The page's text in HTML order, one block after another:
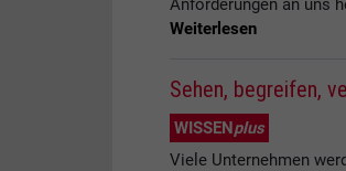
Anforderungen an uns
Weiterlesen
Sehen, begreifen,
WISSENplus
Viele Unternehmen